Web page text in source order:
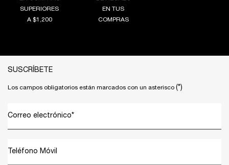
SUPERIORES
A $1,200
EN TUS
COMPRAS
SUSCRÍBETE
Los campos obligatorios están marcados con un asterisco (*)
Correo electrónico*
Teléfono Móvil